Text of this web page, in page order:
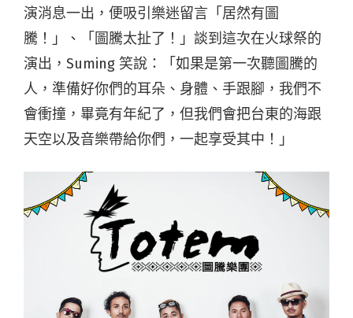
演消息一出，便吸引樂迷留言「居然有圖
騰！」、「圖騰太扯了！」談到這次在火球祭的
演出，Suming 笑說：「如果是第一次聽圖騰的
人，準備好你們的耳朵、身體、手跟腳，我們不
會衝撞，畢竟有年紀了，但我們會把台東的海跟
天空以及音樂帶給你們，一起享受其中！」